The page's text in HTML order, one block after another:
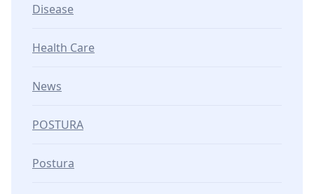
Disease
Health Care
News
POSTURA
Postura